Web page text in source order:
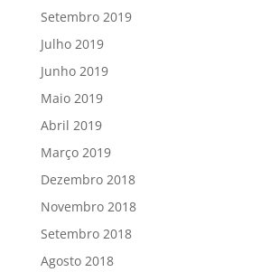
Setembro 2019
Julho 2019
Junho 2019
Maio 2019
Abril 2019
Março 2019
Dezembro 2018
Novembro 2018
Setembro 2018
Agosto 2018